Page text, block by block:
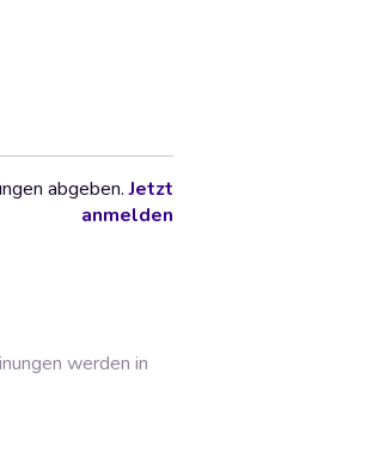
abgeben.Jetzt
anmelden
werden in